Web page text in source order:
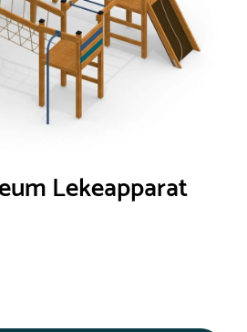
Lekeapparat